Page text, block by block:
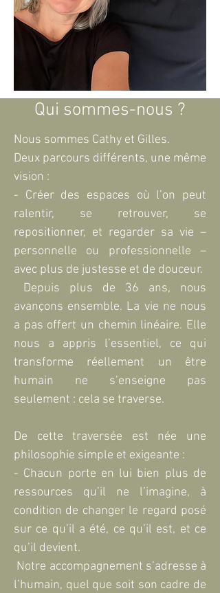
Qui sommes-nous ?
Nous sommes Cathy et Gilles.
Deux parcours différents, une même
vision :
- Créer des espaces où l’on peut
ralentir, se retrouver, se
repositionner, et regarder sa vie –
personnelle ou professionnelle –
avec plus de justesse et de douceur.
Depuis plus de 36 ans, nous
avançons ensemble. La vie ne nous
a pas offert un chemin linéaire. Elle
nous a appris l’essentiel, ce qui
transforme réellement un être
humain ne s’enseigne pas
seulement : cela se traverse.
De cette traversée est née une
philosophie simple et exigeante :
- Chacun porte en lui bien plus de
ressources qu’il ne l’imagine, à
condition de changer le regard posé
sur ce qu’il a été, ce qu’il est, et ce
qu’il devient.
Notre accompagnement s’adresse à
l’humain, quel que soit son cadre de